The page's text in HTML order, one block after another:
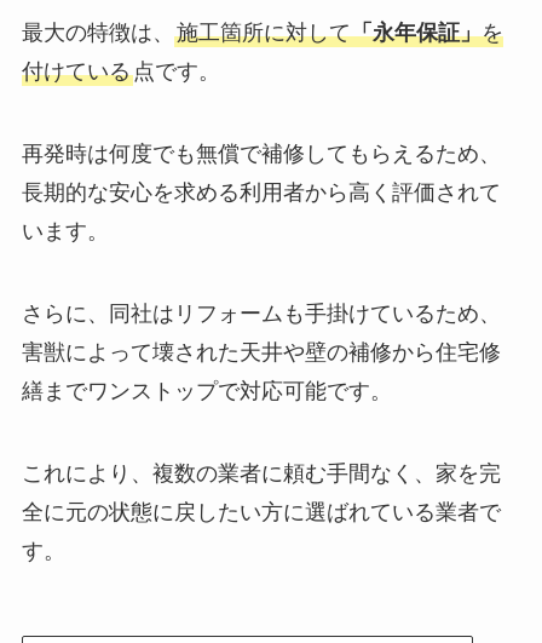
最大の特徴は、 施工箇所に対して「永年保証」を
付けている点です。
再発時は何度でも無償で補修してもらえるため、
長期的な安心を求める利用者から高く評価されて
います。
さらに、同社はリフォームも手掛けているため、
害獣によって壊された天井や壁の補修から住宅修
繕までワンストップで対応可能です。
これにより、複数の業者に頼む手間なく、家を完
全に元の状態に戻したい方に選ばれている業者で
す。